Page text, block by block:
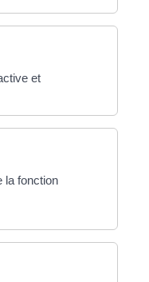
et
la fonction